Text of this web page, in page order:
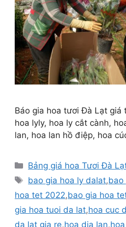
Báo gia hoa tươi Đà Lạt giá
hoa lyly, hoa ly cắt cành,
lan, hoa lan hồ điệp, hoa
Danh
mục
Bảng giá hoa Tươi Đà
Thẻ
bao gia hoa ly dalat,bao
hoa tet 2022,bao gia hoa
gia hoa tuoi da lat,hoa cuc
da lat gia re,hoa dia lan,